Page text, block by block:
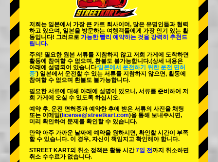
도쿄 아키하바라#2
도쿄 시부야 애넥스 도쿄 베이
도쿄 아사쿠사
오키나와
저희는 일본에서 가장 큰 카트 회사이며, 많은 유명인들과 협력
하고 있으며, 일본을 방문하는 여행객들에게 가장 인기 있는 활
동입니다! 그러므로 가능한 빨리 예약하는 것을 강력히 추천드
립니다.
주의! 필요한 원본 서류를 지참하지 않고 저희 가게에 도착하면
활동에 참여할 수 없으며, 환불도 불가능합니다.(상세 내용은
아래에 설명되어 있습니다‘일본에서 운전하기 위한 운전 면허
증’) 일본에서 운전할 수 있는 서류를 지참하지 않으면, 활동에
참여할 수 없으며 환불도 불가능합니다.
필요한 서류에 대해 아래에 설명이 있으니, 서류를 준비하여 저
희 가게에 오실 수 있도록 하십시오.
예약 후, 운전 면허증과 예약한 후에 받은 서류의 사진을 채팅
또는 이메일( license@streetkart.com)을 통해 보내주시면,
미리 확인하여 문제를 확인할 수 있습니다.
만약 아주 가까운 날짜에 예약을 원하시면, 확인할 시간이 부족
할 수 있습니다. 이 경우, 자신이 책임지고 확인해야 합니다.
STREET KART의 취소 정책은 활동 시간7일 전까지 취소하면
취소 수수료가 없습니다.